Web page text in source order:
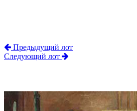
Предыдущий лот
Следующий лот